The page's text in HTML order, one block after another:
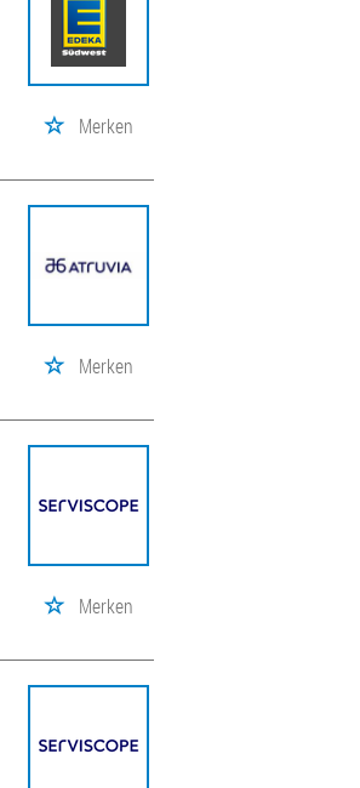
Merken
Merken
Merken